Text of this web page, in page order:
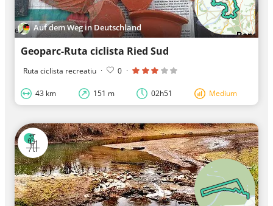
Auf dem Weg in Deutschland
Geoparc-Ruta ciclista Ried Sud
Ruta ciclista recreatiu · 0 ·
43 km 151 m 02h51 Medium